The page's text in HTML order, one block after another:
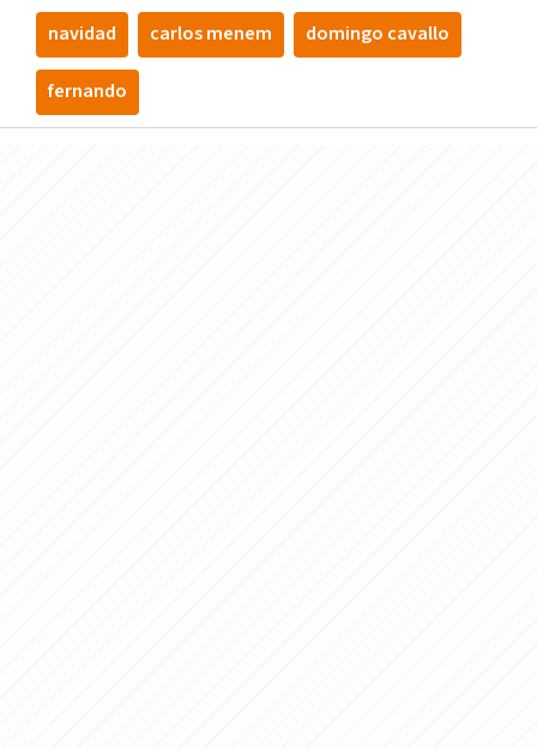
navidad carlos menem domingo cavallo
fernando